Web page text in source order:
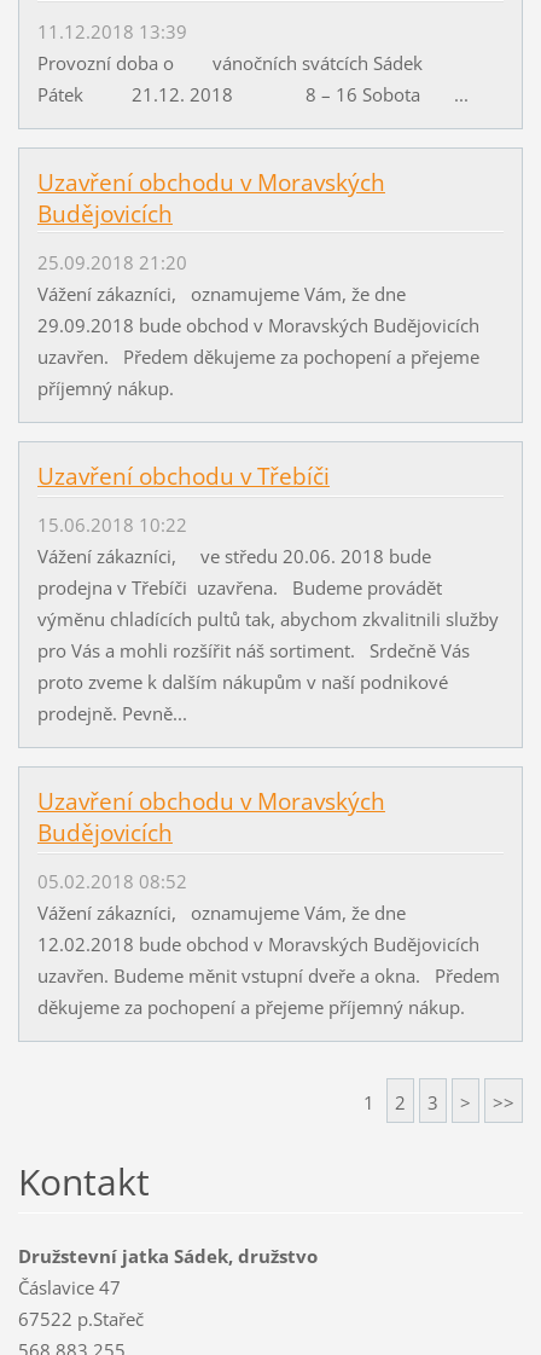
11.12.2018 13:39
Provozní doba o vánočních svátcích Sádek
Pátek 21.12. 2018 8 – 16 Sobota ...
Uzavření obchodu v Moravských
Budějovicích
25.09.2018 21:20
Vážení zákazníci, oznamujeme Vám, že dne
29.09.2018 bude obchod v Moravských Budějovicích
uzavřen. Předem děkujeme za pochopení a přejeme
příjemný nákup.
Uzavření obchodu v Třebíči
15.06.2018 10:22
Vážení zákazníci, ve středu 20.06. 2018 bude
prodejna v Třebíči uzavřena. Budeme provádět
výměnu chladících pultů tak, abychom zkvalitnili služby
pro Vás a mohli rozšířit náš sortiment. Srdečně Vás
proto zveme k dalším nákupům v naší podnikové
prodejně. Pevně...
Uzavření obchodu v Moravských
Budějovicích
05.02.2018 08:52
Vážení zákazníci, oznamujeme Vám, že dne
12.02.2018 bude obchod v Moravských Budějovicích
uzavřen. Budeme měnit vstupní dveře a okna. Předem
děkujeme za pochopení a přejeme příjemný nákup.
1 2 3 > >>
Kontakt
Družstevní jatka Sádek, družstvo
Čáslavice 47
67522 p.Stařeč